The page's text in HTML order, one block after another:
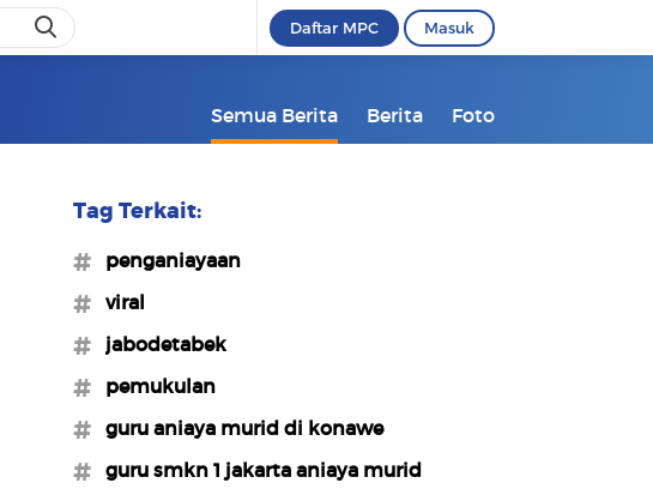
Daftar MPC Masuk
Semua Berita Berita Foto
Tag Terkait:
#penganiayaan
#viral
#jabodetabek
#pemukulan
#guru aniaya murid di konawe
#guru smkn 1 jakarta aniaya murid